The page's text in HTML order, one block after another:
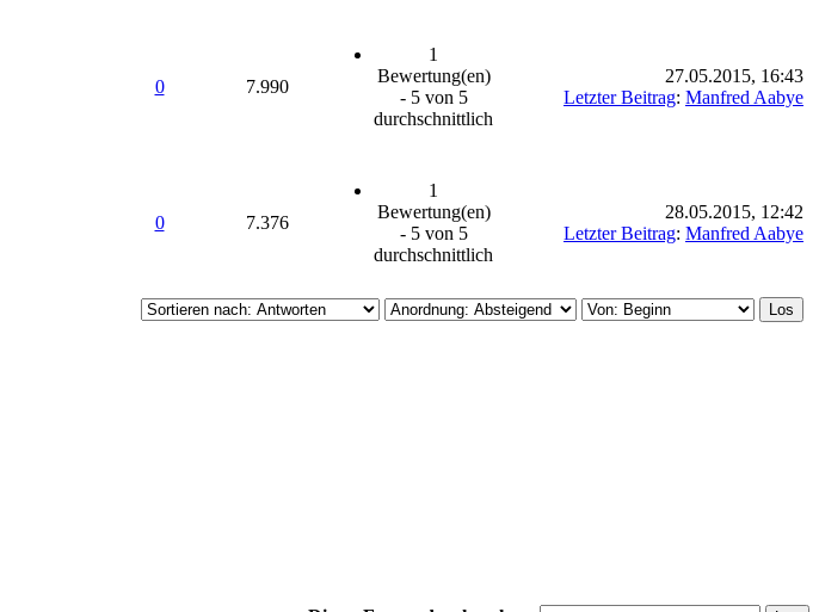
0 7.990
1
Bewertung(en)
- 5 von 5
durchschnittlich
27.05.2015, 16:43
Letzter Beitrag: Manfred Aabye
0 7.376
1
Bewertung(en)
- 5 von 5
durchschnittlich
28.05.2015, 12:42
Letzter Beitrag: Manfred Aabye